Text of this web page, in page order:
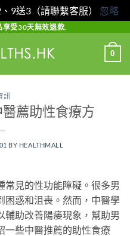
9送3（請聯繫客服） 忽略
享受30天無效退款.
0
訊
薦助性食療方
BY HEALTHMALL
常見的性功能障礙。很多男
困惑和沮喪。然而，中醫學
輔助改善陽痿現象，幫助男
一些中醫推薦的助性食療